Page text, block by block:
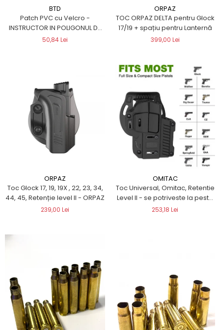
BTD
Patch PVC cu Velcro -
INSTRUCTOR IN POLIGONUL DE
TRAGERE
50,84 Lei
ORPAZ
TOC ORPAZ DELTA pentru Glock
17/19 + spațiu pentru Lanternă
399,00 Lei
ORPAZ
Toc Glock 17, 19, 19X , 22, 23, 34,
44, 45, Retenție level II - ORPAZ
239,00 Lei
OMITAC
Toc Universal, Omitac, Retentie
Level II - se potriveste la peste
200 pistoale
253,18 Lei